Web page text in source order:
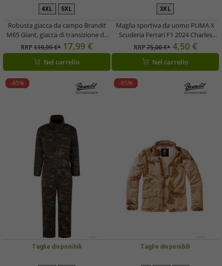
4XL 5XL
Robusta giacca da campo Brandit
M65 Giant, giacca di transizione da
uomo, giacca in cotone con
cappuccio B3101 in nero o blu navy
RRP119,99 €* 17,99 €
Nel carrello
3XL
Maglia sportiva da uomo PUMA X
Scuderia Ferrari F1 2024 Charles
Leclerc, modello Formula 1, codice
701230155 001, colore giallo neon
RRP75,00 €* 4,50 €
Nel carrello
-85%
Taglie disponibili
-85%
Taglie disponibili